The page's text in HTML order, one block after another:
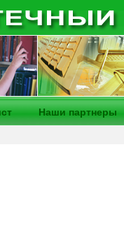
Наши партнеры